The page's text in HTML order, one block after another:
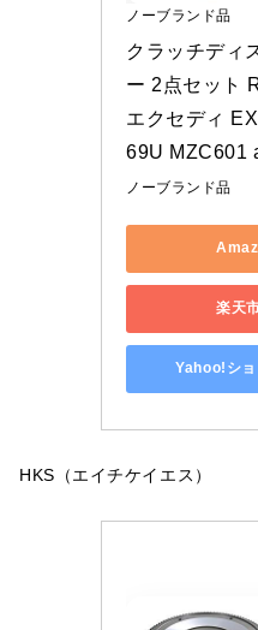
ノーブランド品
クラッチディ
ー 2点セット
エクセディ
69U MZC601
ノーブランド品
楽天
Yahoo!シ
HKS（エイチケイエス）